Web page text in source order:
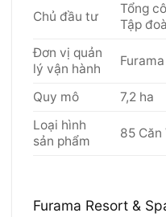
Chủ đầu tư
Tổng
Tập
Đơn vị quản
lý vận hành
Furama
Quy mô
7,2 ha
Loại hình
sản phẩm
85 Căn
Furama Resort &